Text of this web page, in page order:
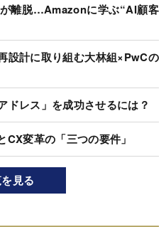
が離脱…Amazonに学ぶ“AI顧客
設計に取り組む大林組×PwCの
ドレス」を成功させるには？
変革の「三つの要件」
見る